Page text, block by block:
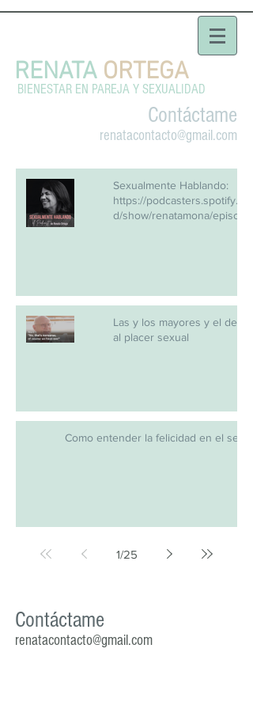
RENATA ORTEGA
BIENESTAR EN PAREJA Y SEXUALIDAD
Contáctame
renatacontacto@gmail.com
Sexualmente Hablando:
https://
d/show/renatamona/
Las y los mayores y el
al placer sexual
Como entender la felicidad en el sexo.
1/25
Contáctame
renatacontacto@gmail.com